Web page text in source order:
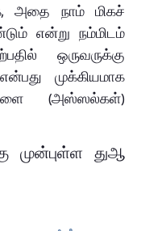
அதை நாம் மிகச்
என்று நம்மிடம்
ஒருவருக்கு
முக்கியமாக
(அஸ்ஸல்கள்)
முன்புள்ள துஆ